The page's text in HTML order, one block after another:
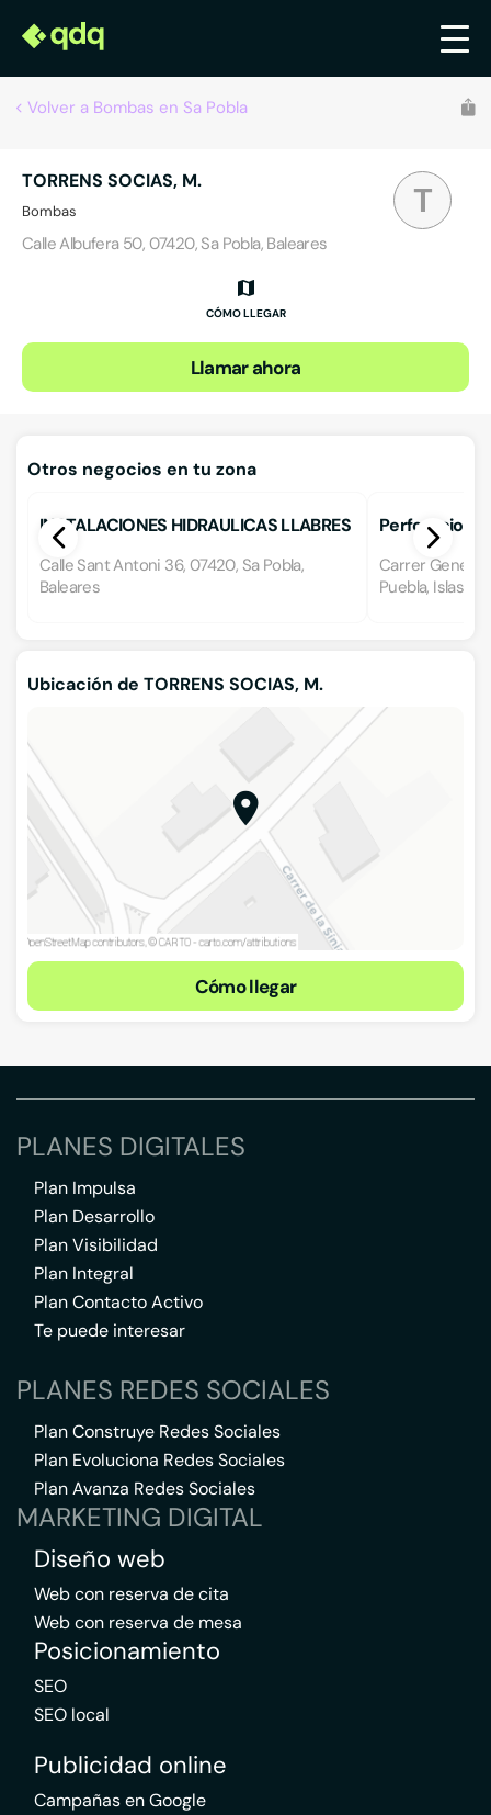
Volver a Bombas en Sa Pobla
T
TORRENS SOCIAS, M.
Bombas
Calle Albufera 50, 07420, Sa Pobla, Baleares
CÓMO LLEGAR
Llamar ahora
Otros negocios en tu zona
INSTALACIONES HIDRAULICAS LLABRES
Calle Sant Antoni 36, 07420, Sa Pobla,
Baleares
Perforacions
Carrer General
Puebla, Islas
Ubicación de TORRENS SOCIAS, M.
Cómo llegar
PLANES DIGITALES
Plan Impulsa
Plan Desarrollo
Plan Visibilidad
Plan Integral
Plan Contacto Activo
Te puede interesar
PLANES REDES SOCIALES
Plan Construye Redes Sociales
Plan Evoluciona Redes Sociales
Plan Avanza Redes Sociales
MARKETING DIGITAL
Diseño web
Web con reserva de cita
Web con reserva de mesa
Posicionamiento
SEO
SEO local
Publicidad online
Campañas en Google